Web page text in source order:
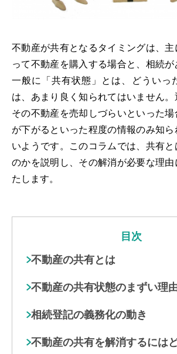
不動産が共有となるタイミングは、
って不動産を購入する場合と、相続が
一般に「共有状態」とは、どういっ
は、あまり良く知られてはいません。
その不動産を売却しづらいといった
が下がるといった程度の情報のみ知
いようです。このコラムでは、共有
のかを説明し、その解消が必要な理
たします。
目次
不動産の共有とは
不動産の共有状態のまずい理
相続登記の義務化の動き
不動産の共有を解消するには